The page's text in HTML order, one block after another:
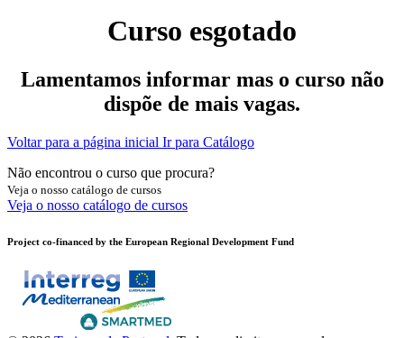
Curso esgotado
Lamentamos informar mas o curso não
dispõe de mais vagas.
Voltar para a página inicial Ir para Catálogo
Não encontrou o curso que procura?
Veja o nosso catálogo de cursos
Veja o nosso catálogo de cursos
Project co-financed by the European Regional Development Fund